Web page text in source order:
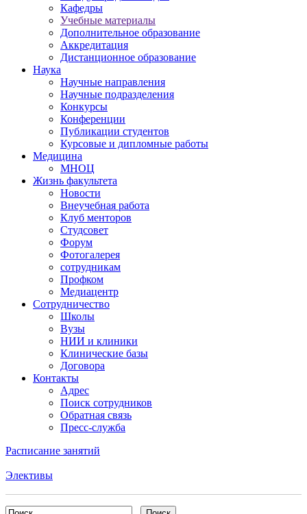
Кафедры
Учебные материалы
Дополнительное образование
Аккредитация
Дистанционное образование
Наука
Научные направления
Научные подразделения
Конкурсы
Конференции
Публикации студентов
Курсовые и дипломные работы
Медицина
МНОЦ
Жизнь факультета
Новости
Внеучебная работа
Клуб менторов
Студсовет
Форум
Фотогалерея
сотрудникам
Профком
Медиацентр
Сотрудничество
Школы
Вузы
НИИ и клиники
Клинические базы
Договора
Контакты
Адрес
Поиск сотрудников
Обратная связь
Пресс-служба
Расписание занятий
Элективы